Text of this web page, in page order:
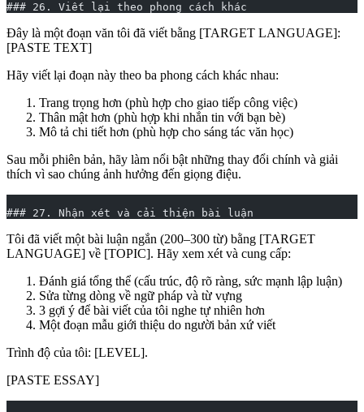
### 26. Viết lại theo phong cách khác
Đây là một đoạn văn tôi đã viết bằng [TARGET LANGUAGE]:
[PASTE TEXT]
Hãy viết lại đoạn này theo ba phong cách khác nhau:
Trang trọng hơn (phù hợp cho giao tiếp công việc)
Thân mật hơn (phù hợp khi nhắn tin với bạn bè)
Mô tả chi tiết hơn (phù hợp cho sáng tác văn học)
Sau mỗi phiên bản, hãy làm nổi bật những thay đổi chính và giải
thích vì sao chúng ảnh hưởng đến giọng điệu.
### 27. Nhận xét và cải thiện bài luận
Tôi đã viết một bài luận ngắn (200–300 từ) bằng [TARGET
LANGUAGE] về [TOPIC]. Hãy xem xét và cung cấp:
Đánh giá tổng thể (cấu trúc, độ rõ ràng, sức mạnh lập luận)
Sửa từng dòng về ngữ pháp và từ vựng
3 gợi ý để bài viết của tôi nghe tự nhiên hơn
Một đoạn mẫu giới thiệu do người bản xứ viết
Trình độ của tôi: [LEVEL].
[PASTE ESSAY]